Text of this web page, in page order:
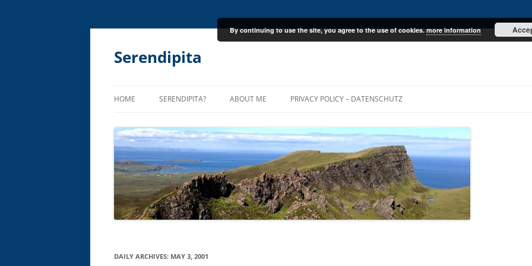
Skip
Serendipita
HOME SERENDIPITA? ABOUT ME PRIVACY POLICY – DATENSCHUTZ
DAILY ARCHIVES: MAY 3, 2001
By continuing to use the site, you agree to the use of cookies.more information